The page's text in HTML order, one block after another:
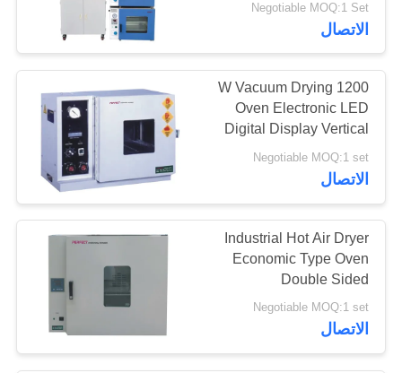
Negotiable MOQ:1 Set
الاتصال
1200 W Vacuum Drying
Oven Electronic LED
Digital Display Vertical
Hot Air
Negotiable MOQ:1 set
الاتصال
Industrial Hot Air Dryer
Economic Type Oven
Double Sided
Overheating Protection
Negotiable MOQ:1 set
الاتصال